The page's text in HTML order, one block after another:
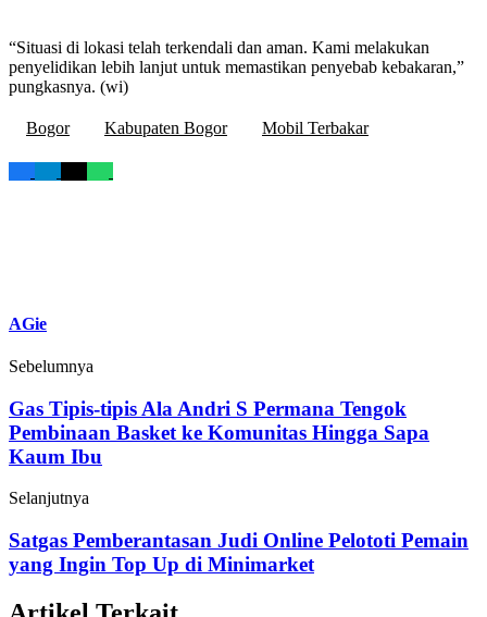
“Situasi di lokasi telah terkendali dan aman. Kami melakukan
penyelidikan lebih lanjut untuk memastikan penyebab kebakaran,”
pungkasnya. (wi)
Bogor Kabupaten Bogor Mobil Terbakar
AGie
Sebelumnya
Gas Tipis-tipis Ala Andri S Permana Tengok
Pembinaan Basket ke Komunitas Hingga Sapa
Kaum Ibu
Selanjutnya
Satgas Pemberantasan Judi Online Pelototi Pemain
yang Ingin Top Up di Minimarket